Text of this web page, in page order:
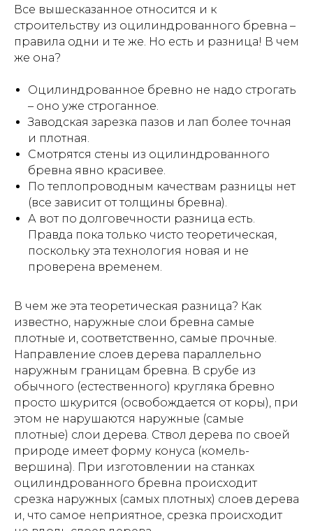
Все вышесказанное относится и к
строительству из оцилиндрованного бревна –
правила одни и те же. Но есть и разница! В чем
же она?
Оцилиндрованное бревно не надо строгать
– оно уже строганное.
Заводская зарезка пазов и лап более точная
и плотная.
Смотрятся стены из оцилиндрованного
бревна явно красивее.
По теплопроводным качествам разницы нет
(все зависит от толщины бревна).
А вот по долговечности разница есть.
Правда пока только чисто теоретическая,
поскольку эта технология новая и не
проверена временем.
В чем же эта теоретическая разница? Как
известно, наружные слои бревна самые
плотные и, соответственно, самые прочные.
Направление слоев дерева параллельно
наружным границам бревна. В срубе из
обычного (естественного) кругляка бревно
просто шкурится (освобождается от коры), при
этом не нарушаются наружные (самые
плотные) слои дерева. Ствол дерева по своей
природе имеет форму конуса (комель-
вершина). При изготовлении на станках
оцилиндрованного бревна происходит
срезка наружных (самых плотных) слоев дерева
и, что самое неприятное, срезка происходит